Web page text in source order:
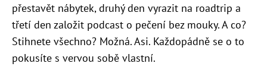
přestavět nábytek, druhý den vyrazit na roadtrip a
třetí den založit podcast o pečení bez mouky. A co?
Stihnete všechno? Možná. Asi. Každopádně se o to
pokusíte s vervou sobě vlastní.